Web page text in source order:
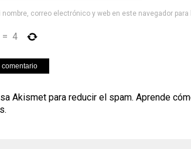
nombre, correo electrónico y web en este navegador
= 4
Akismet para reducir el spam. Aprende
.